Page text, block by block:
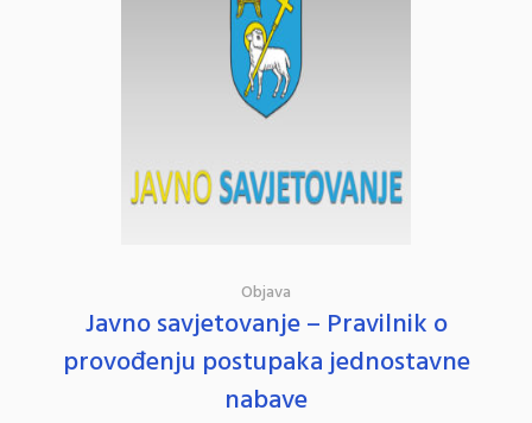
Objava
Javno savjetovanje – Pravilnik o
provođenju postupaka jednostavne
nabave